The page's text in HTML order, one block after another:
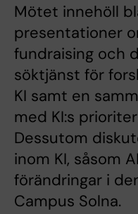
Mötet innehöll
presentationer
fundraising och
söktjänst för
KI samt en
med KI:s
Dessutom
inom KI, såsom
förändringar i
Campus Solna.